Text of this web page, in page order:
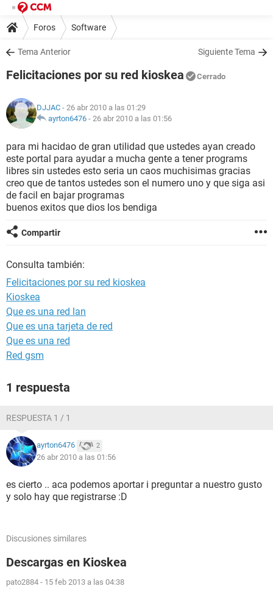
Foros Software
Tema Anterior Siguiente Tema
Felicitaciones por su red kioskea Cerrado
DJJAC - 26 abr 2010 a las 01:29
ayrton6476 - 26 abr 2010 a las 01:56
para mi hacidao de gran utilidad que ustedes ayan creado
este portal para ayudar a mucha gente a tener programs
libres sin ustedes esto seria un caos muchisimas gracias
creo que de tantos ustedes son el numero uno y que siga asi
de facil en bajar programas
buenos exitos que dios los bendiga
Compartir
Consulta también:
Felicitaciones por su red kioskea
Kioskea
Que es una red lan
Que es una tarjeta de red
Que es una red
Red gsm
1 respuesta
RESPUESTA 1 / 1
ayrton6476 2
26 abr 2010 a las 01:56
es cierto .. aca podemos aportar i preguntar a nuestro gusto
y solo hay que registrarse :D
Discusiones similares
Descargas en Kioskea
pato2884 - 15 feb 2013 a las 04:38